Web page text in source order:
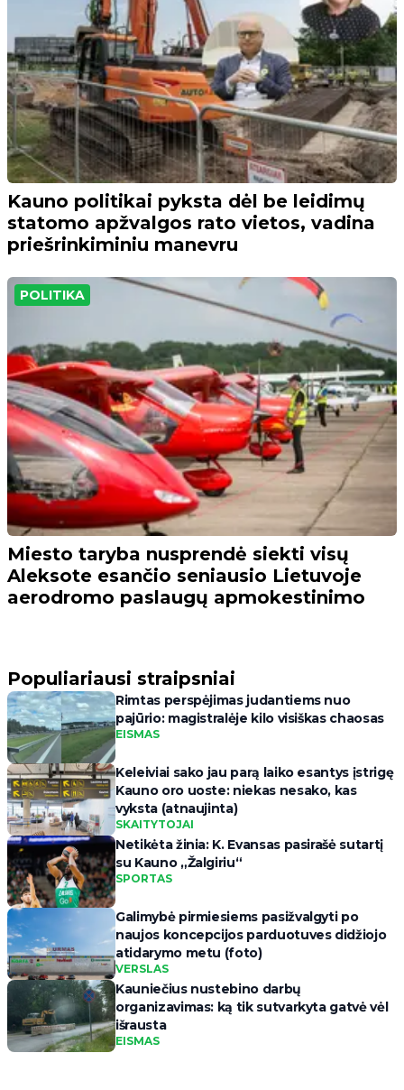
Kauno politikai pyksta dėl be leidimų
statomo apžvalgos rato vietos, vadina
priešrinkiminiu manevru
POLITIKA
Miesto taryba nusprendė siekti visų
Aleksote esančio seniausio Lietuvoje
aerodromo paslaugų apmokestinimo
Populiariausi straipsniai
Rimtas perspėjimas judantiems nuo
pajūrio: magistralėje kilo visiškas chaosas
EISMAS
Keleiviai sako jau parą laiko esantys įstrigę
Kauno oro uoste: niekas nesako, kas
vyksta (atnaujinta)
SKAITYTOJAI
Netikėta žinia: K. Evansas pasirašė sutartį
su Kauno „Žalgiriu“
SPORTAS
Galimybė pirmiesiems pasižvalgyti po
naujos koncepcijos parduotuves didžiojo
atidarymo metu (foto)
VERSLAS
Kauniečius nustebino darbų
organizavimas: ką tik sutvarkyta gatvė vėl
išrausta
EISMAS